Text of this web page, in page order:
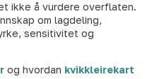
ikke å vurdere overflaten.
om lagdeling,
sensitivitet og
og hvordan kvikkleirekart